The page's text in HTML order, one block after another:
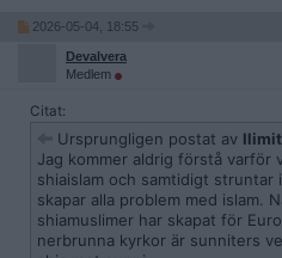
2026-05-04, 18:55
Devalvera
Medlem
Citat:
Ursprungligen postat av
Jag kommer aldrig förstå varför
shiaislam och samtidigt struntar
skapar alla problem med islam.
shiamuslimer har skapat för
nerbrunna kyrkor är sunniters